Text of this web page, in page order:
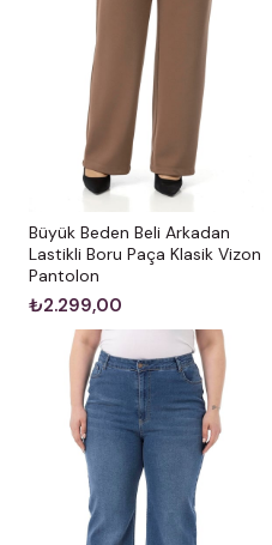
Büyük Beden Beli Arkadan
Lastikli Boru Paça Klasik Vizon
Pantolon
₺2.299,00